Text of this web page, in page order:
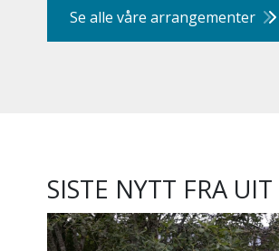
Se alle våre arrangementer
SISTE NYTT FRA UIT